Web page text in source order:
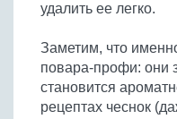
Крупы
удалить ее легко.
Заметим, что
повара-профи: они
становится
рецептах чеснок